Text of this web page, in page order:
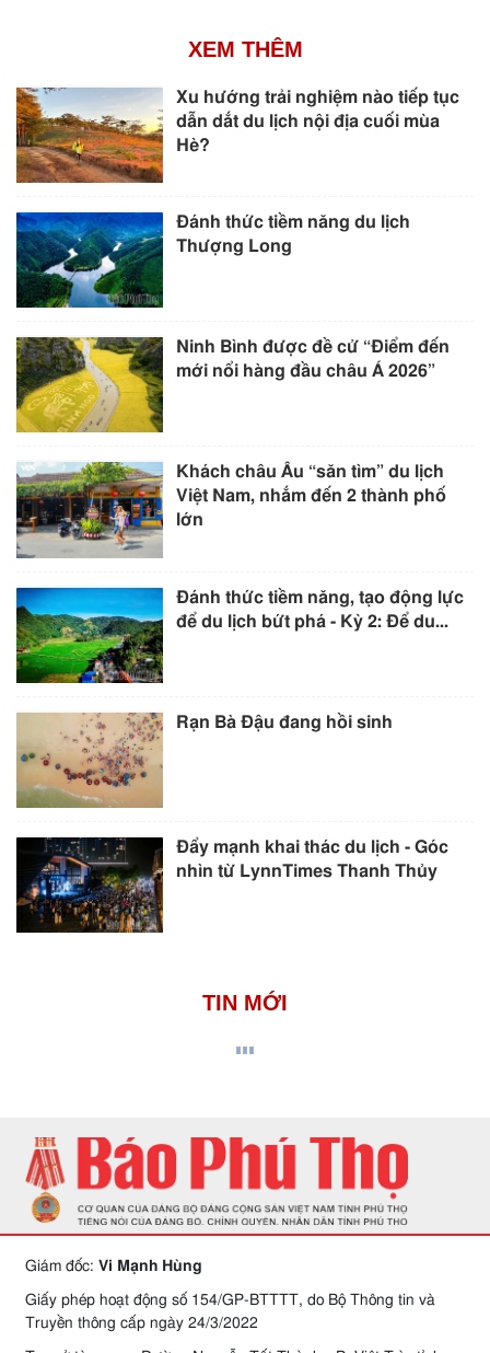
XEM THÊM
Xu hướng trải nghiệm nào tiếp tục
dẫn dắt du lịch nội địa cuối mùa
Hè?
Đánh thức tiềm năng du lịch
Thượng Long
Ninh Bình được đề cử “Điểm đến
mới nổi hàng đầu châu Á 2026”
Khách châu Âu “săn tìm” du lịch
Việt Nam, nhắm đến 2 thành phố
lớn
Đánh thức tiềm năng, tạo động lực
để du lịch bứt phá - Kỳ 2: Để du...
Rạn Bà Đậu đang hồi sinh
Đẩy mạnh khai thác du lịch - Góc
nhìn từ LynnTimes Thanh Thủy
TIN MỚI
Giám đốc: Vi Mạnh Hùng
Giấy phép hoạt động số 154/GP-BTTTT, do Bộ Thông tin và
Truyền thông cấp ngày 24/3/2022